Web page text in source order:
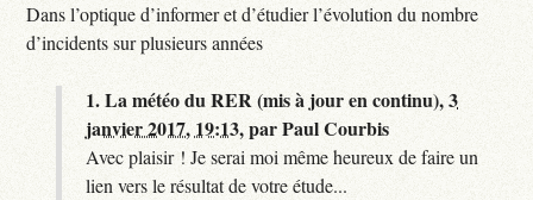
Dans l’optique d’informer et d’étudier l’évolution du nombre
d’incidents sur plusieurs années
1.La météo du RER (mis à jour en continu),3
janvier 2017, 19:13,parPaul Courbis
Avec plaisir ! Je serai moi même heureux de faire un
lien vers le résultat de votre étude...